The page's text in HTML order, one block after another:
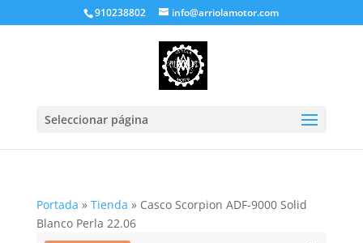
910238802 info@arriolamotor.com
Seleccionar página
Portada » Tienda » Casco Scorpion ADF-9000 Solid
Blanco Perla 22.06